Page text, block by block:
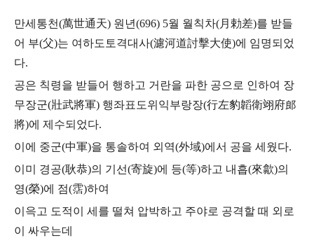
만세통천(萬世通天) 원년(696) 5월 월칙차(月勅差)를 받들
어 부(父)는 여하도토격대사(濾河道討擊大使)에 임명되었
다.
공은 칙령을 받들어 행하고 거란을 파한 공으로 인하여 장
무장군(壯武將軍) 행좌표도위익부랑장(行左豹韜衛翊府郎
將)에 제수되었다.
이에 중군(中軍)을 통솔하여 외역(外域)에서 공을 세웠다.
이미 경공(耿恭)의 기선(寄旋)에 등(等)하고 내흡(來歙)의
영(榮)에 점(霑)하여
이윽고 도적이 세를 떨쳐 압박하고 주야로 공격할 때 외로
이 싸우는데